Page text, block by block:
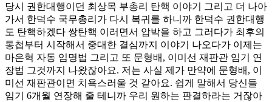
당시 권한대행이던 최상목 부총리 탄핵 이야기 그리고 더 나아
가서 한덕수 국무총리가 다시 복귀를 하니까 한덕수 권한대행
도 탄핵하겠다 쌍탄핵 이러면서 압박을 하고 그러다가 최후의
통첩부터 시작해서 중대한 결심까지 이야기 나오다가 이제는
마은혁 자동 임명법 그리고 또 문형배, 이미선 재판관 임기 연
장법 그것까지 나왔잖아요. 저는 사실 제가 만약에 문형배, 이
미선 재판관이면 치욕스러울 것 같아요. 쉽게 말해서 당신들
임기 6개월 연장해 줄 테니까 우리 원하는 판결하라는 거잖아